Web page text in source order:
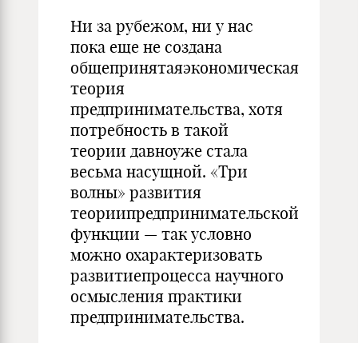
Ни за рубежом, ни у нас
пока еще не создана
общепринятаяэкономическая
теория
предпринимательства, хотя
потребность в такой
теории давноуже стала
весьма насущной. «Три
волны» развития
теориипредпринимательской
функции — так условно
можно охарактеризовать
развитиепроцесса научного
осмысления практики
предпринимательства.